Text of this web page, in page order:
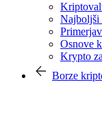
Najboljši
Osnove
Krypto
Borze